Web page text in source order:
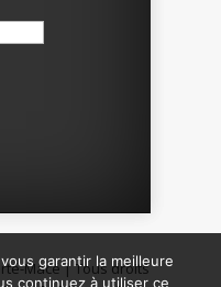
Macé | Tous droits
garantir la meilleure
continuez à utiliser ce